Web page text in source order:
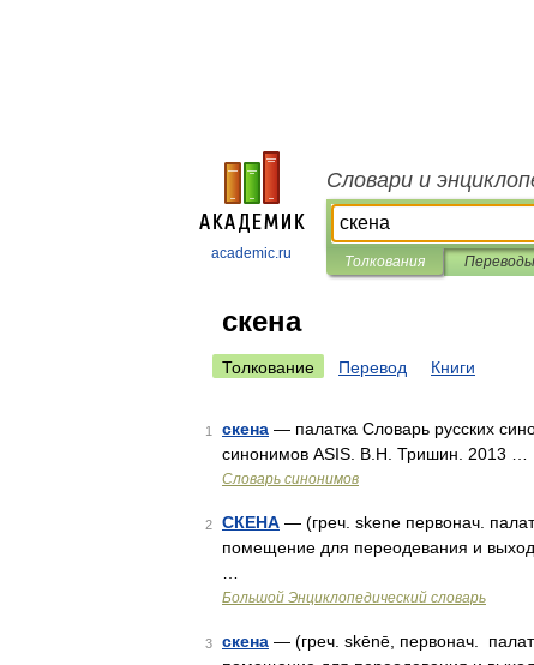
academic.ru
Словари и
Толкования Переводы
скена
Толкование Перевод Книги
1 скена — палатка Словарь русских
синонимов ASIS. В.Н. Тришин. 2013 …
Словарь синонимов
2 СКЕНА — (греч. skene первонач.
помещение для переодевания и
Большой Энциклопедический словарь
3 скена — (греч. skēnē, первонач.